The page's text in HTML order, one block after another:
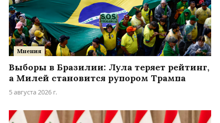
Мнения
Выборы в Бразилии: Лула теряет рейтинг,
а Милей становится рупором Трампа
5 августа 2026 г.